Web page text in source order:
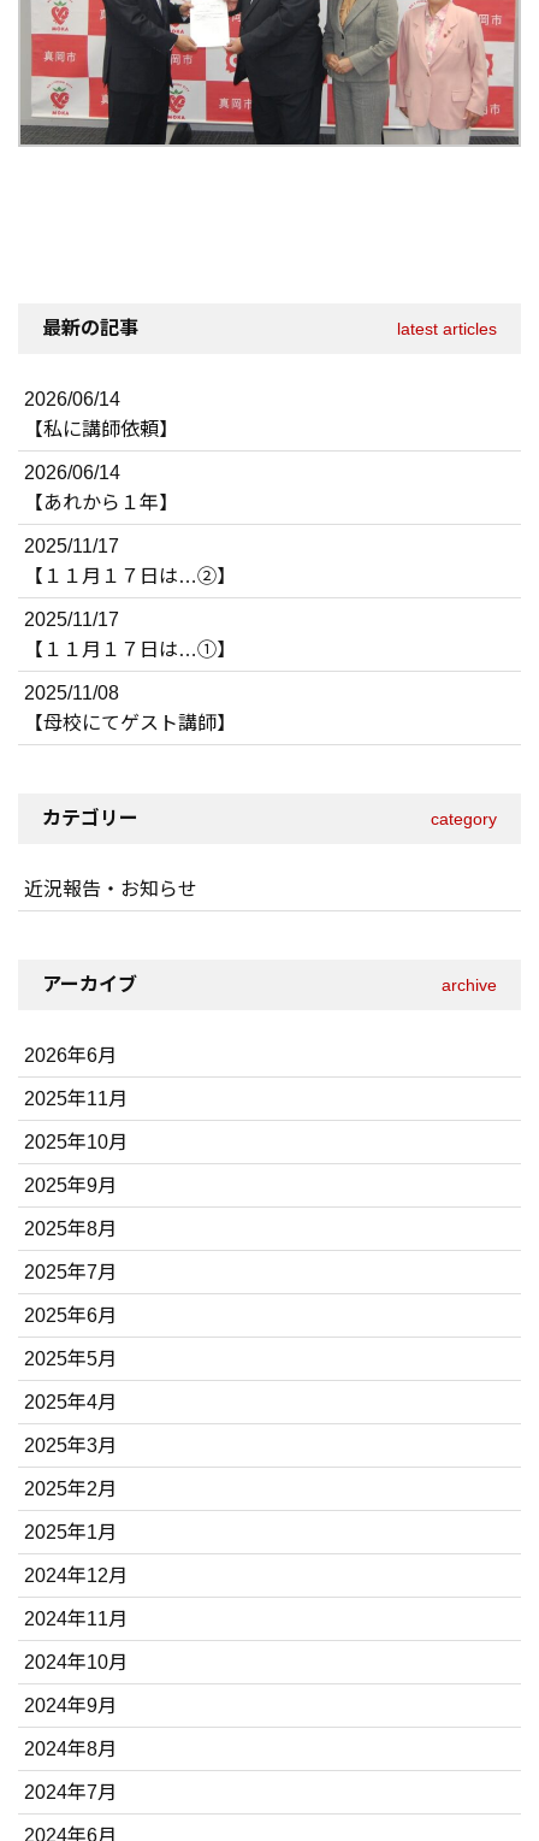
最新の記事 latest articles
2026/06/14
【私に講師依頼】
2026/06/14
【あれから１年】
2025/11/17
【１１月１７日は…②】
2025/11/17
【１１月１７日は…①】
2025/11/08
【母校にてゲスト講師】
カテゴリー category
近況報告・お知らせ
アーカイブ archive
2026年6月
2025年11月
2025年10月
2025年9月
2025年8月
2025年7月
2025年6月
2025年5月
2025年4月
2025年3月
2025年2月
2025年1月
2024年12月
2024年11月
2024年10月
2024年9月
2024年8月
2024年7月
2024年6月